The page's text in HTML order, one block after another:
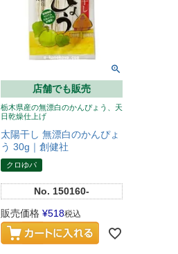
店舗でも販売
栃木県産の無漂白のかんぴょう、天
日乾燥仕上げ
太陽干し 無漂白のかんぴょ
う 30g｜創健社
クロゆパ
No. 150160-
販売価格 ¥518税込